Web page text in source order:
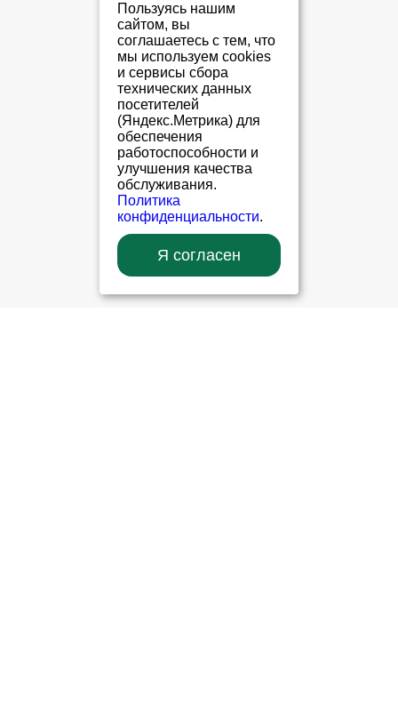
Пользуясь нашим
сайтом, вы
соглашаетесь с тем, что
мы используем cookies
и сервисы сбора
технических данных
посетителей
(Яндекс.Метрика) для
обеспечения
работоспособности и
улучшения качества
обслуживания.
Политика
конфиденциальности.
Я согласен